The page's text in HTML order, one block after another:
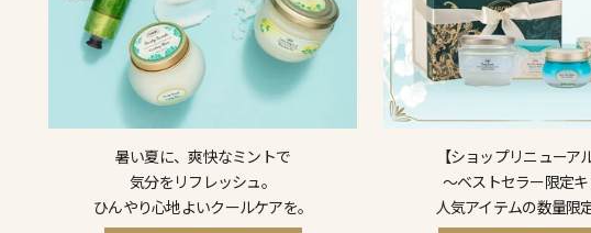
暑い夏に、爽快なミントで
気分をリフレッシュ。
ひんやり心地よいクールケアを。
【ショップリニューア
～ベストセラー限定
人気アイテムの数量限